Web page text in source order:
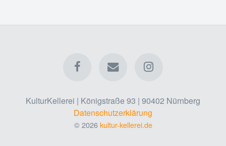
KulturKellerei | Königstraße 93 | 90402 Nürnberg
Datenschutzerklärung
© 2026kultur-kellerei.de